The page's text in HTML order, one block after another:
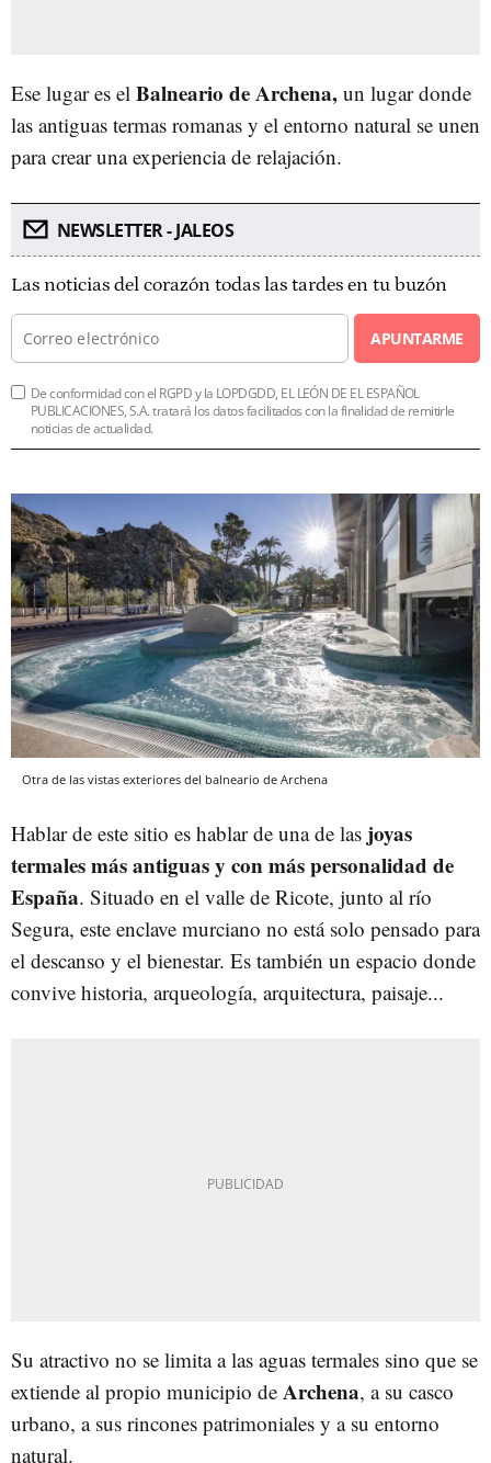
Ese lugar es el Balneario de Archena, un lugar donde
las antiguas termas romanas y el entorno natural se unen
para crear una experiencia de relajación.
NEWSLETTER - JALEOS
Las noticias del corazón todas las tardes en tu buzón
APUNTARME
De conformidad con el RGPD y la LOPDGDD, EL LEÓN DE EL ESPAÑOL
PUBLICACIONES, S.A. tratará los datos facilitados con la finalidad de remitirle
noticias de actualidad.
Otra de las vistas exteriores del balneario de Archena
Hablar de este sitio es hablar de una de las joyas
termales más antiguas y con más personalidad de
España. Situado en el valle de Ricote, junto al río
Segura, este enclave murciano no está solo pensado para
el descanso y el bienestar. Es también un espacio donde
convive historia, arqueología, arquitectura, paisaje...
Su atractivo no se limita a las aguas termales sino que se
extiende al propio municipio de Archena, a su casco
urbano, a sus rincones patrimoniales y a su entorno
natural.